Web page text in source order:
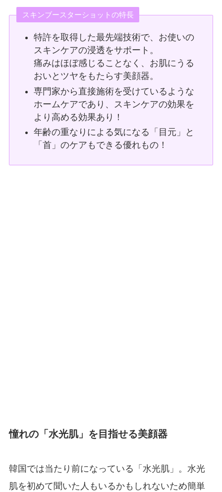
スキンブースターショットの特長
特許を取得した最先端技術で、お使いの
スキンケアの浸透をサポート。
痛みはほぼ感じることなく、お肌にうる
おいとツヤをもたらす美顔器。
専門家から直接施術を受けているような
ホームケアであり、スキンケアの効果を
より高める効果あり！
年齢の重なりによる気になる「目元」と
「首」のケアもできる優れもの！
憧れの「水光肌」を目指せる美顔器
韓国では当たり前になっている「水光肌」。水光
肌を初めて聞いた人もいるかもしれないため簡単